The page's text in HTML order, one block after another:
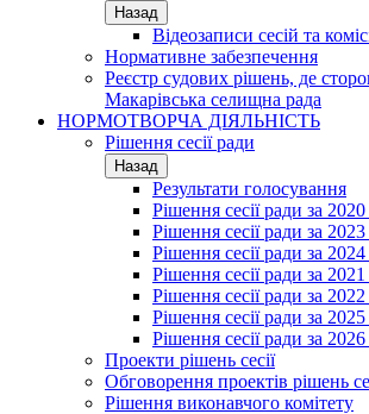
Назад
Відеозаписи сесій та
Нормативне забезпечення
Реєстр судових рішень, де
Макарівська селищна рада
НОРМОТВОРЧА ДІЯЛЬНІСТЬ
Рішення сесії ради
Назад
Результати голосування
Рішення сесії ради за 2020
Рішення сесії ради за 2023
Рішення сесії ради за 2024
Рішення сесії ради за 2021
Рішення сесії ради за 2022
Рішення сесії ради за 2025
Рішення сесії ради за 2026
Проекти рішень сесії
Обговорення проектів рішень
Рішення виконавчого комітету